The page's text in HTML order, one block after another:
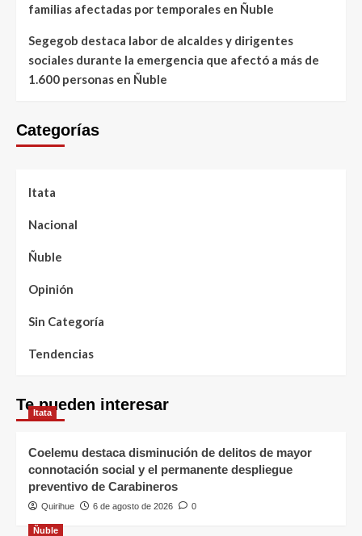
familias afectadas por temporales en Ñuble
Segegob destaca labor de alcaldes y dirigentes
sociales durante la emergencia que afectó a más de
1.600 personas en Ñuble
Categorías
Itata
Nacional
Ñuble
Opinión
Sin Categoría
Tendencias
Te pueden interesar
Itata
Coelemu destaca disminución de delitos de mayor
connotación social y el permanente despliegue
preventivo de Carabineros
Quirihue 6 de agosto de 2026 0
Ñuble